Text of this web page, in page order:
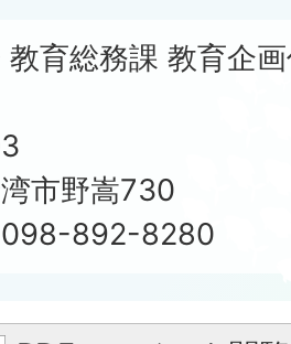
育総務課 教育企
市野嵩730
098-892-8280